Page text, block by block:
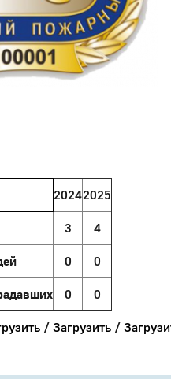
20242025
3 4
0 0
0 0
/ Загрузить /